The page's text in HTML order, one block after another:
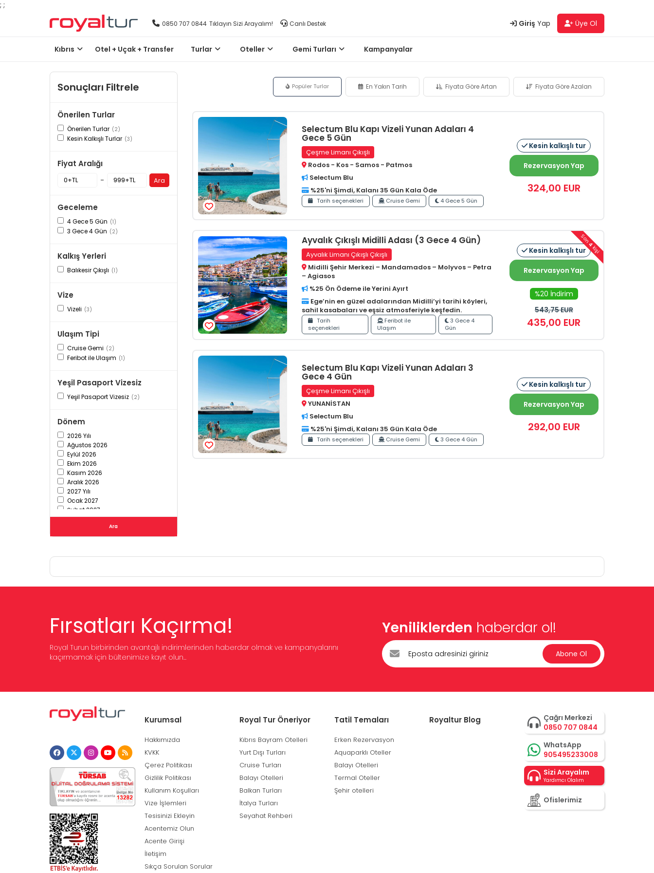
; ;
0850 707 0844 Tıklayın Sizi Arayalım! Canlı Destek Giriş Yap Üye Ol
Kıbrıs Otel + Uçak + Transfer Turlar Oteller Gemi Turları Kampanyalar
Sonuçları Filtrele
Önerilen Turlar
Önerilen Turlar (2)
Kesin Kalkışlı Turlar (3)
Fiyat Aralığı
- Ara
Geceleme
4 Gece 5 Gün (1)
3 Gece 4 Gün (2)
Kalkış Yerleri
Balıkesir Çıkışlı (1)
Vize
Vizeli (3)
Ulaşım Tipi
Cruise Gemi (2)
Feribot ile Ulaşım (1)
Yeşil Pasaport Vizesiz
Yeşil Pasaport Vizesiz (2)
Dönem
2026 Yılı
Ağustos 2026
Eylül 2026
Ekim 2026
Kasım 2026
Aralık 2026
2027 Yılı
Ocak 2027
Şubat 2027
Mart 2027
Mayıs 2027
Temmuz 2027
Ara
Popüler Turlar En Yakın Tarih Fiyata Göre Artan Fiyata Göre Azalan
Selectum Blu Kapı Vizeli Yunan Adaları 4
Gece 5 Gün
Çeşme Limanı Çıkışlı
Rodos - Kos - Samos - Patmos
Selectum Blu
%25'ni Şimdi, Kalanı 35 Gün Kala Öde
Tarih seçenekleri Cruise Gemi 4 Gece 5 Gün
Kesin kalkışlı tur
Rezervasyon Yap
324,00 EUR
Son
4
kişi
Ayvalık Çıkışlı Midilli Adası (3 Gece 4 Gün)
Ayvalık Limanı Çıkışlı Çıkışlı
Midilli Şehir Merkezi – Mandamados – Molyvos – Petra
– Agiasos
%25 Ön Ödeme ile Yerini Ayırt
Ege’nin en güzel adalarından Midilli’yi tarihi köyleri,
sahil kasabaları ve eşsiz atmosferiyle keşfedin.
Tarih
seçenekleri
Feribot ile
Ulaşım
3 Gece 4
Gün
Kesin kalkışlı tur
Rezervasyon Yap
%20 İndirim
543,75EUR
435,00 EUR
Selectum Blu Kapı Vizeli Yunan Adaları 3
Gece 4 Gün
Çeşme Limanı Çıkışlı
YUNANİSTAN
Selectum Blu
%25'ni Şimdi, Kalanı 35 Gün Kala Öde
Tarih seçenekleri Cruise Gemi 3 Gece 4 Gün
Kesin kalkışlı tur
Rezervasyon Yap
292,00 EUR
Fırsatları Kaçırma!
Royal Turun birbirinden avantajlı indirimlerinden haberdar olmak ve kampanyalarını
kaçırmamak için bültenimize kayıt olun...
Yeniliklerden haberdar ol!
Abone Ol
Kurumsal
Hakkımızda
KVKK
Çerez Politikası
Gizlilik Politikası
Kullanım Koşulları
Vize İşlemleri
Tesisinizi Ekleyin
Acentemiz Olun
Acente Girişi
İletişim
Sıkça Sorulan Sorular
Royal Tur Öneriyor
Kıbrıs Bayram Otelleri
Yurt Dışı Turları
Cruise Turları
Balayı Otelleri
Balkan Turları
İtalya Turları
Seyahat Rehberi
Tatil Temaları
Erken Rezervasyon
Aquaparklı Oteller
Balayı Otelleri
Termal Oteller
Şehir otelleri
Royaltur Blog
Çağrı Merkezi
0850 707 0844
WhatsApp
905495233008
Sizi Arayalım
Yardımcı Olalım
Ofislerimiz